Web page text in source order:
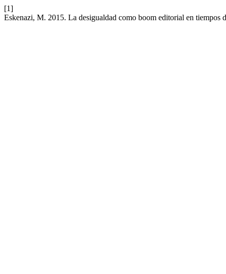
[1]
Eskenazi, M. 2015. La desigualdad como boom editorial en tiempos